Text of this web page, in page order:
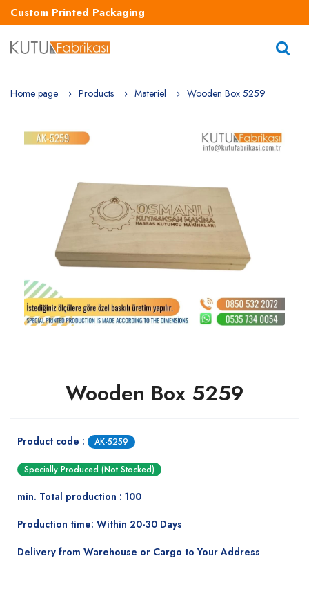
Custom Printed Packaging
Home page Products Materiel Wooden Box 5259
Wooden Box 5259
Product code : AK-5259
Specially Produced (Not Stocked)
min. Total production : 100
Production time: Within 20-30 Days
Delivery from Warehouse or Cargo to Your Address